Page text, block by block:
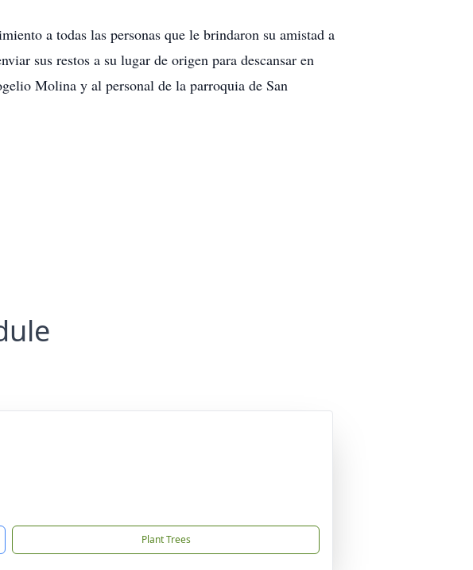
a todas las personas que le brindaron su amistad a
sus restos a su lugar de origen para descansar en
Molina y al personal de la parroquia de San
Plant Trees